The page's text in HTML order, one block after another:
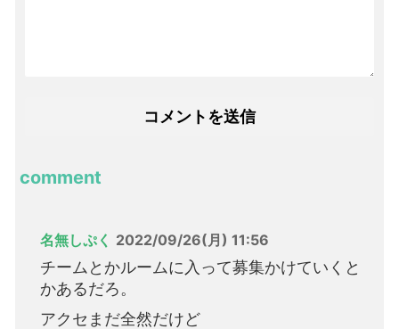
comment
名無しぷく 2022/09/26(月) 11:56
チームとかルームに入って募集かけていくと
かあるだろ。
アクセまだ全然だけど